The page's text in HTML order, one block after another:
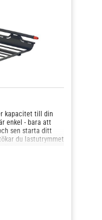
kapacitet till din
enkel - bara att
sen starta ditt
du lastutrymmet